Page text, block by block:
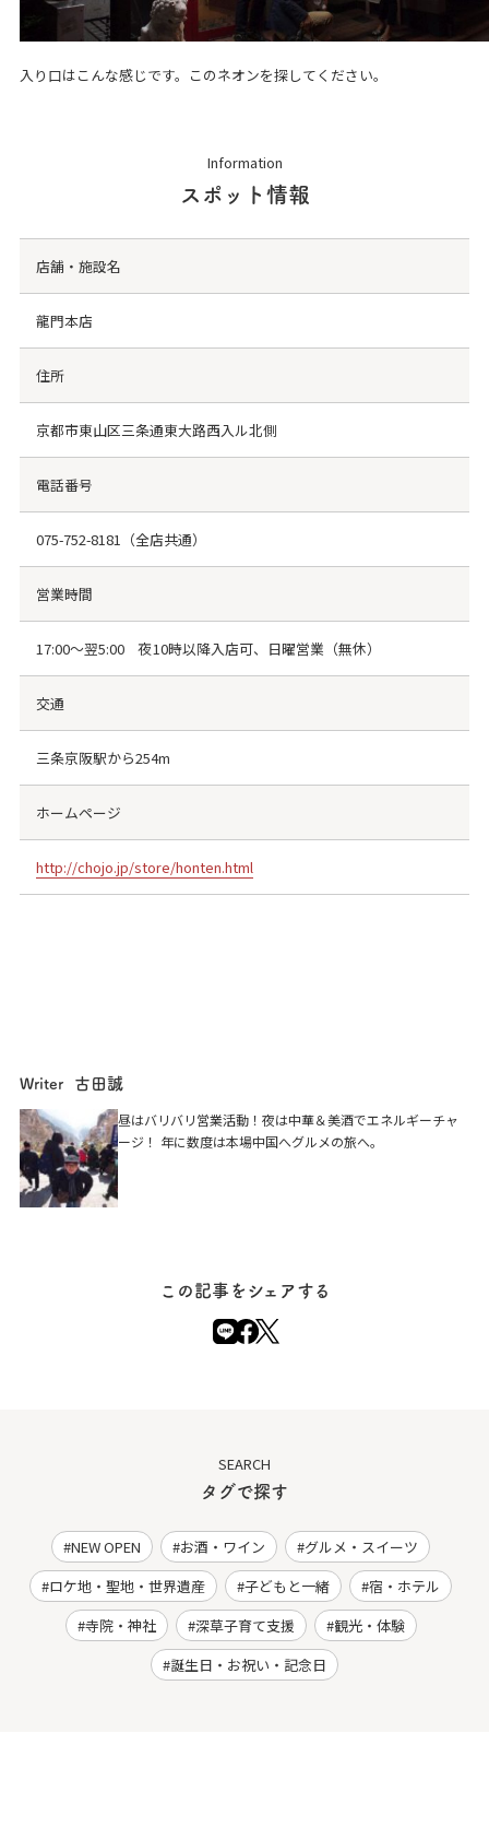
入り口はこんな感じです。このネオンを探してください。
Information
スポット情報
店舗・施設名
龍門本店
住所
京都市東山区三条通東大路西入ル北側
電話番号
075-752-8181 （全店共通）
営業時間
17:00～翌5:00 夜10時以降入店可、日曜営業（無休）
交通
三条京阪駅から254m
ホームページ
http://chojo.jp/store/honten.html
京都市東山区三条通東大路西入ル北側
Writer 古田誠
昼はバリバリ営業活動！夜は中華＆美酒でエネルギーチャ
ージ！ 年に数度は本場中国へグルメの旅へ。
この記事をシェアする
SEARCH
タグで探す
NEW OPEN お酒・ワイン
グルメ・スイーツ
ロケ地・聖地・世界遺産
子どもと一緒
宿・ホテル
寺院・神社
深草子育て支援
観光・体験
誕生日・お祝い・記念日